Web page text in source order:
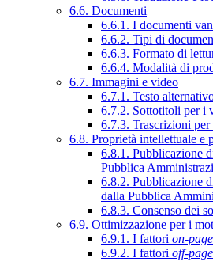
6.6. Documenti
6.6.1. I documenti
6.6.2. Tipi di
6.6.3. Formato di
6.6.4. Modalità di
6.7. Immagini e video
6.7.1. Testo
6.7.2. Sottotitoli per i
6.7.3. Trascrizioni
6.8. Proprietà intellettuale e
6.8.1. Pubblicazione
Pubblica
6.8.2. Pubblicazione
dalla Pubblica
6.8.3. Consenso dei
6.9. Ottimizzazione per i
6.9.1. I fattori on-page
6.9.2. I fattori off-page